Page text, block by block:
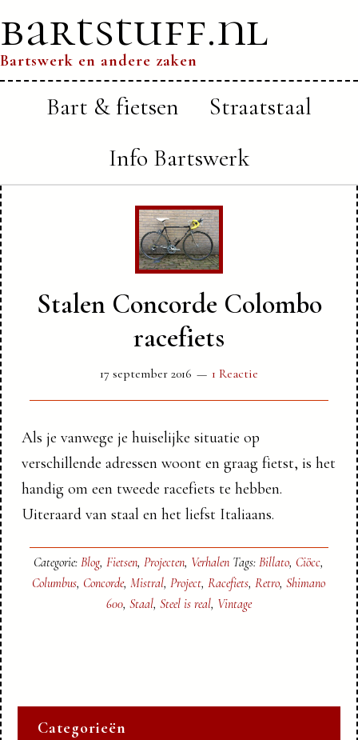
bartstuff.nl
Bartswerk en andere zaken
Bart & fietsen
Straatstaal
Info Bartswerk
Stalen Concorde Colombo
racefiets
17 september 2016 1 Reactie
Als je vanwege je huiselijke situatie op
verschillende adressen woont en graag fietst, is het
handig om een tweede racefiets te hebben.
Uiteraard van staal en het liefst Italiaans.
Categorie:Blog,Fietsen,Projecten, Verhalen Tags:Billato, Ciöcc,
Columbus, Concorde,Mistral,Project,Racefiets,Retro,Shimano
600, Staal, Steel is real, Vintage
Categorieën